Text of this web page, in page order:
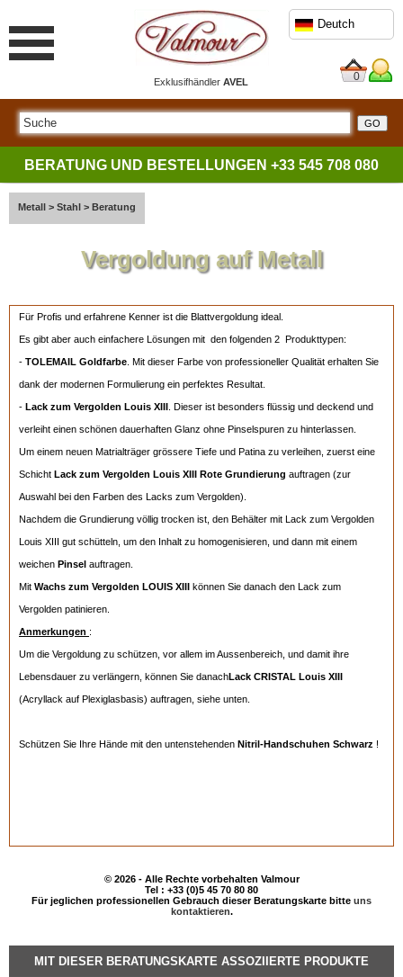
ExklusifhändlerAVEL
Deutch
0
BERATUNG UND BESTELLUNGEN +33 545 708 080
Metall > Stahl > Beratung
Vergoldung auf Metall
Für Profis und erfahrene Kenner ist die Blattvergoldung ideal.
Es gibt aber auch einfachere Lösungen mit den folgenden 2 Produkttypen:
- TOLEMAIL Goldfarbe . Mit dieser Farbe von professioneller Qualität erhalten Sie
dank der modernen Formulierung ein perfektes Resultat.
- Lack zum Vergolden Louis XIII . Dieser ist besonders flüssig und deckend und
verleiht einen schönen dauerhaften Glanz ohne Pinselspuren zu hinterlassen.
Um einem neuen Matrialträger grössere Tiefe und Patina zu verleihen, zuerst eine
Schicht Lack zum Vergolden Louis XIII Rote Grundierung auftragen (zur
Auswahl bei den Farben des Lacks zum Vergolden).
Nachdem die Grundierung völlig trocken ist, den Behälter mit Lack zum Vergolden
Louis XIII gut schütteln, um den Inhalt zu homogenisieren, und dann mit einem
weichen Pinsel auftragen.
Mit Wachs zum Vergolden LOUIS XIII können Sie danach den Lack zum
Vergolden patinieren.
Anmerkungen :
Um die Vergoldung zu schützen, vor allem im Aussenbereich, und damit ihre
Lebensdauer zu verlängern, können Sie danachLack CRISTAL Louis XIII
(Acryllack auf Plexiglasbasis) auftragen, siehe unten.
Schützen Sie Ihre Hände mit den untenstehenden Nitril-Handschuhen Schwarz !
© 2026 - Alle Rechte vorbehalten Valmour
Tel : +33 (0)5 45 70 80 80
Für jeglichen professionellen Gebrauch dieser Beratungskarte bitte uns
kontaktieren.
MIT DIESER BERATUNGSKARTE ASSOZIIERTE PRODUKTE